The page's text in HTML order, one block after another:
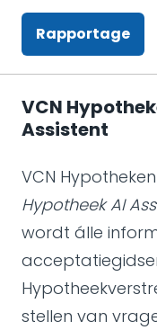
Rapportage
VCN
Assistent
VCN
Hypotheek AI
wordt álle
stellen van